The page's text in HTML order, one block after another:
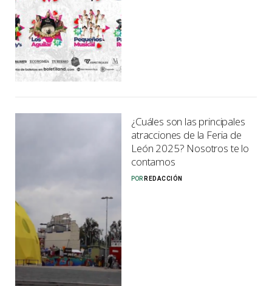
¿Cuáles son las principales
atracciones de la Feria de
León 2025? Nosotros te lo
contamos
POR REDACCIÓN